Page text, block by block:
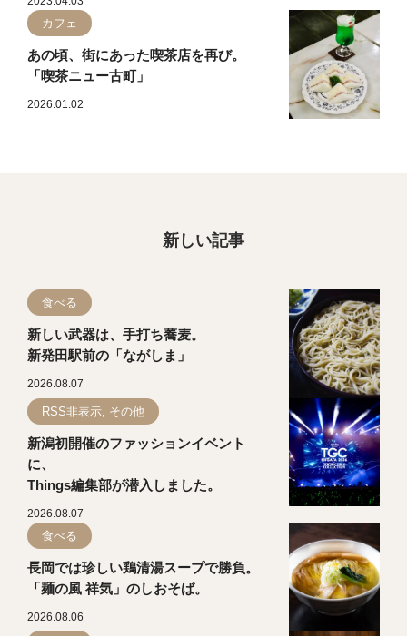
カフェ
あの頃、街にあった喫茶店を再び。
「喫茶ニュー古町」
2026.01.02
新しい記事
食べる
新しい武器は、手打ち蕎麦。
新発田駅前の「ながしま」
2026.08.07
RSS非表示, その他
新潟初開催のファッションイベント
に、
Things編集部が潜入しました。
2026.08.07
食べる
長岡では珍しい鶏清湯スープで勝負。
「麺の風 祥気」のしおそば。
2026.08.06